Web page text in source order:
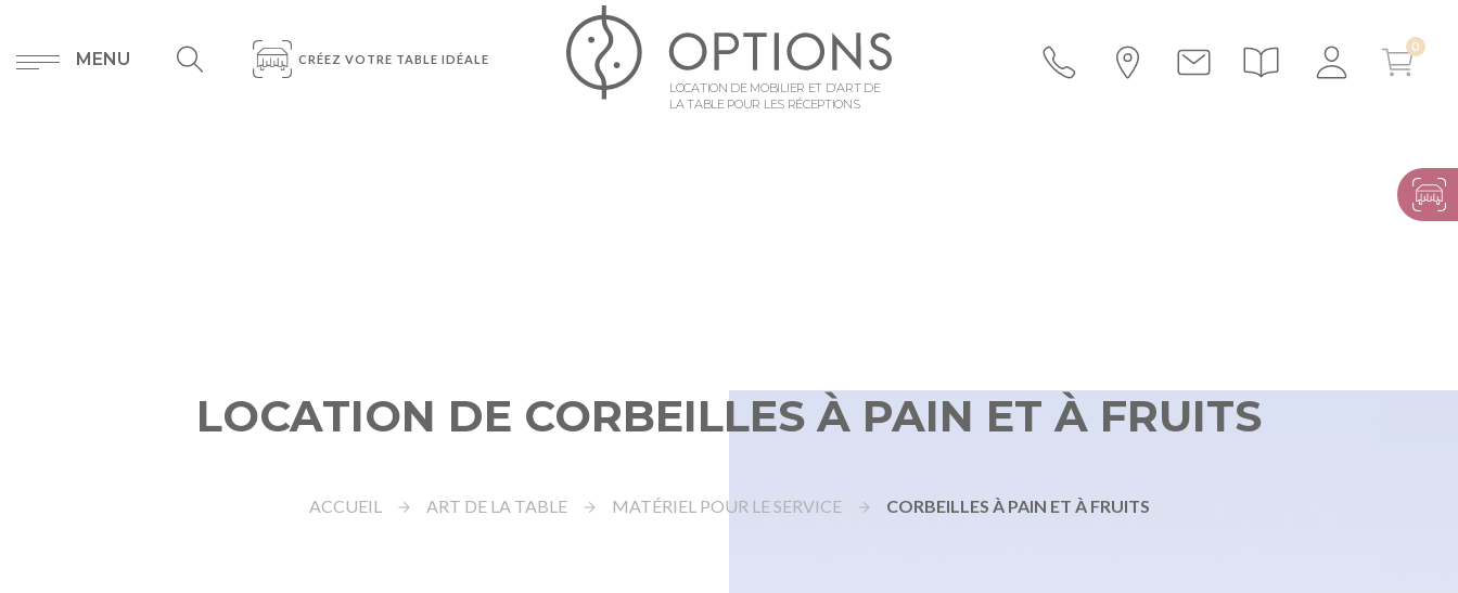
MENU CRÉEZ VOTRE TABLE IDÉALE
LOCATION DE MOBILIER ET D’ART DE
LA TABLE POUR LES RÉCEPTIONS
LOCATION DE CORBEILLES À PAIN ET À FRUITS
ACCUEIL ART DE LA TABLE MATÉRIEL POUR LE SERVICE CORBEILLES À PAIN ET À FRUITS